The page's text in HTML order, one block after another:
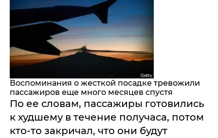
Воспоминания о жесткой посадке тревожили
пассажиров еще много месяцев спустя
По ее словам, пассажиры готовились
к худшему в течение получаса, потом
кто-то закричал, что они будут